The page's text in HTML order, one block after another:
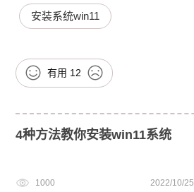
安装系统win11
有用 12
4种方法教你安装win11系统
1000 2022/10/25